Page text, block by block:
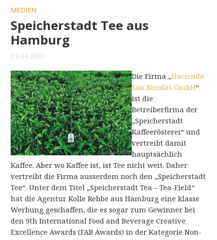
MEDIEN
Speicherstadt Tee aus
Hamburg
01.04.2007
Die Firma „Hacienda
San Nicolás GmbH“
ist die
Betreiberfirma der
„Speicherstadt
Kaffeerösterei“ und
vertreibt damit
hauptsächlich
Kaffee. Aber wo Kaffee ist, ist Tee nicht weit. Daher
vertreibt die Firma ausserdem noch den „Speicherstadt
Tee“. Unter dem Titel „Speicherstadt Tea – Tea-Field“
hat die Agentur Kolle Rebbe aus Hamburg eine klasse
Werbung geschaffen, die es sogar zum Gewinner bei
den 9th International Food and Beverage Creative
Excellence Awards (FAB Awards) in der Kategorie Non-